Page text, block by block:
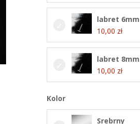
labret 6mm
10,00 zł
labret 8mm
10,00 zł
Kolor
Srebrny